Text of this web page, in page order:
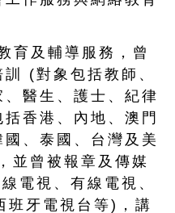
育及輔導服務，曾
(對象包括教師、
醫生、護士、紀律
香港、內地、澳門
、泰國、台灣及美
並曾被報章及傳媒
電視、有線電視、
班牙電視台等)，講